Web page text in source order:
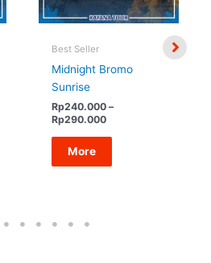
Best Seller
Midnight Bromo
Sunrise
Rp240.000 –
Rp290.000Rentang
Rp290.000
More